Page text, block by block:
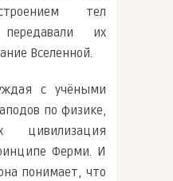
тел
их
Вселенной.
с учёными
по физике,
Ферми. И
понимает, что